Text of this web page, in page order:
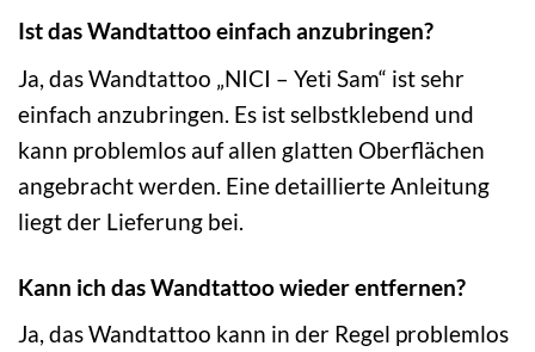
Ist das Wandtattoo einfach anzubringen?
Ja, das Wandtattoo „NICI – Yeti Sam“ ist sehr
einfach anzubringen. Es ist selbstklebend und
kann problemlos auf allen glatten Oberflächen
angebracht werden. Eine detaillierte Anleitung
liegt der Lieferung bei.
Kann ich das Wandtattoo wieder entfernen?
Ja, das Wandtattoo kann in der Regel problemlos